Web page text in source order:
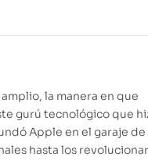
la manera en que
gurú tecnológico que
Apple en el garaje de
hasta los